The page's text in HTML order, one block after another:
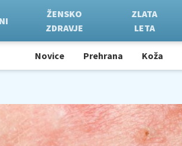
ŽENSKO
ZDRAVJE
ZLATA
LETA
Novice Prehrana Koža